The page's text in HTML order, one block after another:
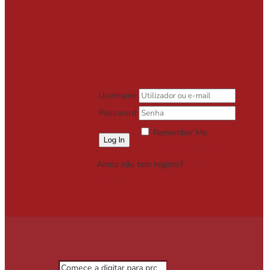
Username
Password
Remember Me
Ainda não tem registo?